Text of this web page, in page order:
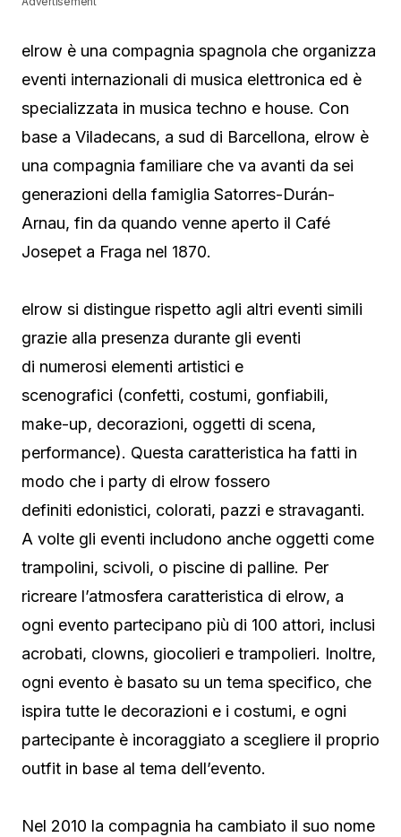
elrow è una compagnia spagnola che organizza
eventi internazionali di musica elettronica ed è
specializzata in musica techno e house. Con
base a Viladecans, a sud di Barcellona, elrow è
una compagnia familiare che va avanti da sei
generazioni della famiglia Satorres-Durán-
Arnau, fin da quando venne aperto il Café
Josepet a Fraga nel 1870.
elrow si distingue rispetto agli altri eventi simili
grazie alla presenza durante gli eventi
di numerosi elementi artistici e
scenografici (confetti, costumi, gonfiabili,
make-up, decorazioni, oggetti di scena,
performance). Questa caratteristica ha fatti in
modo che i party di elrow fossero
definiti edonistici, colorati, pazzi e stravaganti.
A volte gli eventi includono anche oggetti come
trampolini, scivoli, o piscine di palline. Per
ricreare l’atmosfera caratteristica di elrow, a
ogni evento partecipano più di 100 attori, inclusi
acrobati, clowns, giocolieri e trampolieri. Inoltre,
ogni evento è basato su un tema specifico, che
ispira tutte le decorazioni e i costumi, e ogni
partecipante è incoraggiato a scegliere il proprio
outfit in base al tema dell’evento.
Nel 2010 la compagnia ha cambiato il suo nome